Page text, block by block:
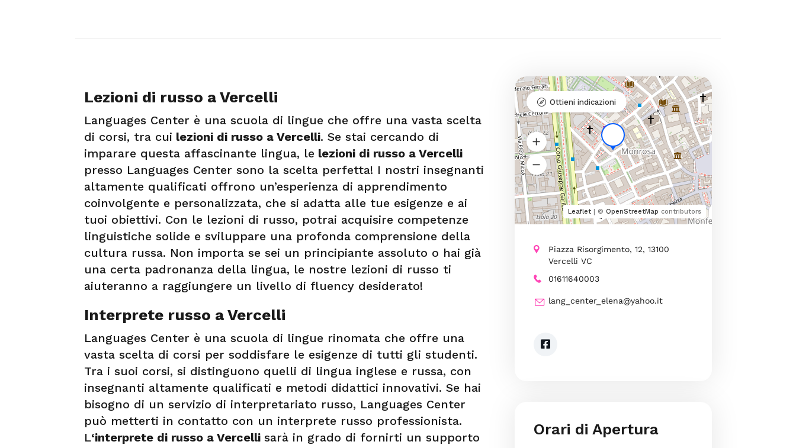
Lezioni di russo a Vercelli
Languages Center è una scuola di lingue che offre una vasta scelta
di corsi, tra cui lezioni di russo a Vercelli. Se stai cercando di
imparare questa affascinante lingua, le lezioni di russo a Vercelli
presso Languages Center sono la scelta perfetta! I nostri insegnanti
altamente qualificati offrono un’esperienza di apprendimento
coinvolgente e personalizzata, che si adatta alle tue esigenze e ai
tuoi obiettivi. Con le lezioni di russo, potrai acquisire competenze
linguistiche solide e sviluppare una profonda comprensione della
cultura russa. Non importa se sei un principiante assoluto o hai già
una certa padronanza della lingua, le nostre lezioni di russo ti
aiuteranno a raggiungere un livello di fluency desiderato!
Interprete russo a Vercelli
Languages Center è una scuola di lingue rinomata che offre una
vasta scelta di corsi per soddisfare le esigenze di tutti gli studenti.
Tra i suoi corsi, si distinguono quelli di lingua inglese e russa, con
insegnanti altamente qualificati e metodi didattici innovativi. Se hai
bisogno di un servizio di interpretariato russo, Languages Center
può metterti in contatto con un interprete russo professionista.
L‘interprete di russo a Vercelli sarà in grado di fornirti un supporto
Leaflet| © OpenStreetMap contributors
Ottieni indicazioni
Piazza Risorgimento, 12, 13100
Vercelli VC
01611640003
lang_center_elena@yahoo.it
Orari di Apertura